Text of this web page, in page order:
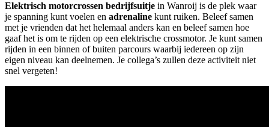
Elektrisch motorcrossen bedrijfsuitje in Wanroij is de plek waar
je spanning kunt voelen en adrenaline kunt ruiken. Beleef samen
met je vrienden dat het helemaal anders kan en beleef samen hoe
gaaf het is om te rijden op een elektrische crossmotor. Je kunt samen
rijden in een binnen of buiten parcours waarbij iedereen op zijn
eigen niveau kan deelnemen. Je collega’s zullen deze activiteit niet
snel vergeten!